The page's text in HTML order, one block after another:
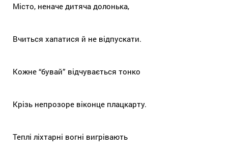
Місто, неначе дитяча долонька,
Вчиться хапатися й не відпускати.
Кожне “бувай” відчувається тонко
Крізь непрозоре віконце плацкарту.
Теплі ліхтарні вогні вигрівають